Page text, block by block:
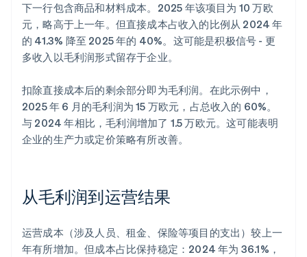
下一行包含商品和材料成本。2025 年该项目为 10 万欧
元，略高于上一年。但直接成本占收入的比例从 2024 年
的 41.3% 降至 2025 年的 40%。这可能是积极信号 - 更
多收入以毛利润形式留存于企业。
扣除直接成本后的剩余部分即为毛利润。在此示例中，
2025 年 6 月的毛利润为 15 万欧元，占总收入的 60%。
与 2024 年相比，毛利润增加了 1.5 万欧元。这可能表明
企业的生产力或定价策略有所改善。
从毛利润到运营结果
运营成本（涉及人员、租金、保险等项目的支出）较上一
年有所增加。但成本占比保持稳定：2024 年为 36.1%，